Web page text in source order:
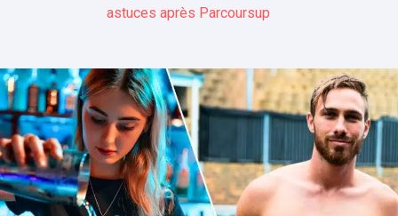
astuces après Parcoursup